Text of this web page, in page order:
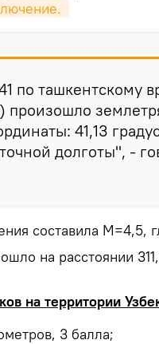
по ташкентскому
произошло
41,13
долготы", -
составила М=4,5,
на расстоянии
на территории
3 балла;